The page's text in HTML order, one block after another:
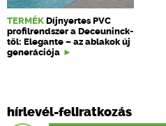
TERMÉK Díjnyertes PVC
profilrendszer a Deceuninck-
től: Elegante – az ablakok új
generációja
hírlevél-feliratkozás